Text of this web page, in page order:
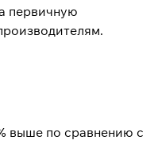
первичную
выше по сравнению с